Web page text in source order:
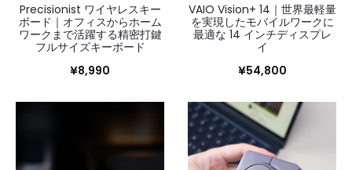
Precisionist ワイヤレスキー
ボード｜オフィスからホーム
ワークまで活躍する精密打鍵
フルサイズキーボード
¥8,990
VAIO Vision+ 14｜世界最軽量
を実現したモバイルワークに
最適な 14 インチディスプレ
イ
¥54,800